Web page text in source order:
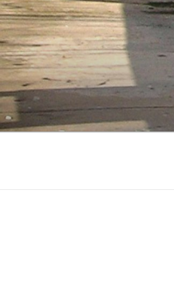
Zum
Inhalt
springen